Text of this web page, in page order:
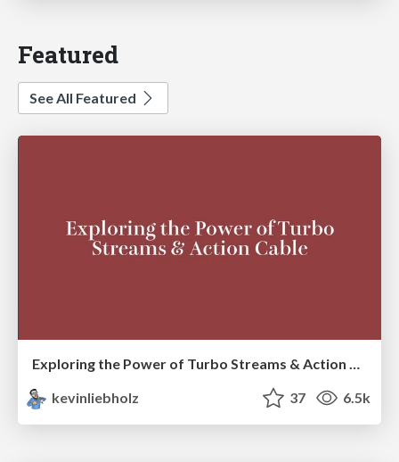
Featured
See All Featured
Exploring the Power of Turbo Streams & Action Cable | RailsConf2023
kevinliebholz
37 6.5k